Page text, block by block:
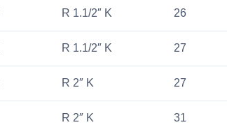
R 1.1/2″ K 26
R 1.1/2″ K 27
R 2″ K 27
R 2″ K 31